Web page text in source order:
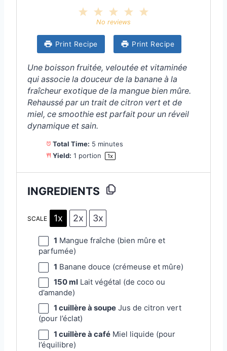
a
r
s
4
a
r
s
3
S
a
r
s
2
S
a
s
a
r
No reviews
Print Recipe Print Recipe
Une boisson fruitée, veloutée et vitaminée
qui associe la douceur de la banane à la
fraîcheur exotique de la mangue bien mûre.
Rehaussé par un trait de citron vert et de
miel, ce smoothie est parfait pour un réveil
dynamique et sain.
Total Time: 5 minutes
Yield: 1 portion 1x
INGREDIENTS
SCALE 1x 2x 3x
1 Mangue fraîche (bien mûre et
parfumée)
1 Banane douce (crémeuse et mûre)
150mlLait végétal (de coco ou
d’amande)
1 cuillère à soupeJus de citron vert
(pour l’éclat)
1 cuillère à caféMiel liquide (pour
l’équilibre)